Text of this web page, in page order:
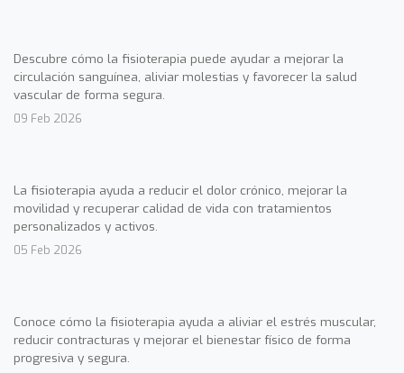
Descubre cómo la fisioterapia puede ayudar a mejorar la
circulación sanguínea, aliviar molestias y favorecer la salud
vascular de forma segura.
09 Feb 2026
La fisioterapia ayuda a reducir el dolor crónico, mejorar la
movilidad y recuperar calidad de vida con tratamientos
personalizados y activos.
05 Feb 2026
Conoce cómo la fisioterapia ayuda a aliviar el estrés muscular,
reducir contracturas y mejorar el bienestar físico de forma
progresiva y segura.